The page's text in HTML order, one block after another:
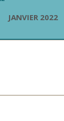
JANVIER 2022